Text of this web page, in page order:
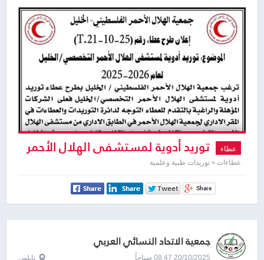
عطاء توريد أدوية لمستشفى الهلال الأحمر
التخصصي الخليل لعام 2025-2024
عطاءات » توريدات طبية وعلمية
جمعية الاتحاد النسائي العربي
20/10/2025 08:47 صباحاً نابلس